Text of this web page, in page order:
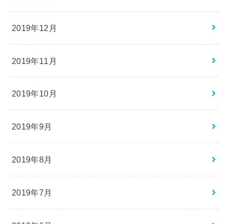
2019年12月
2019年11月
2019年10月
2019年9月
2019年8月
2019年7月